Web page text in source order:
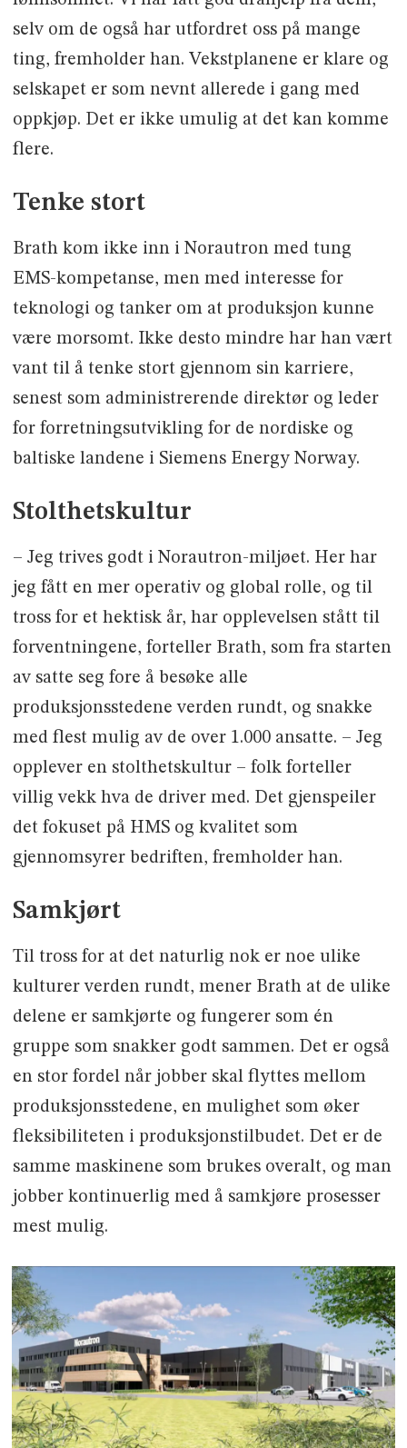
selv om de også har utfordret oss på mange
ting, fremholder han. Vekstplanene er klare og
selskapet er som nevnt allerede i gang med
oppkjøp. Det er ikke umulig at det kan komme
flere.
Tenke stort
Brath kom ikke inn i Norautron med tung
EMS-kompetanse, men med interesse for
teknologi og tanker om at produksjon kunne
være morsomt. Ikke desto mindre har han vært
vant til å tenke stort gjennom sin karriere,
senest som administrerende direktør og leder
for forretningsutvikling for de nordiske og
baltiske landene i Siemens Energy Norway.
Stolthetskultur
– Jeg trives godt i Norautron-miljøet. Her har
jeg fått en mer operativ og global rolle, og til
tross for et hektisk år, har opplevelsen stått til
forventningene, forteller Brath, som fra starten
av satte seg fore å besøke alle
produksjonsstedene verden rundt, og snakke
med flest mulig av de over 1.000 ansatte. – Jeg
opplever en stolthetskultur – folk forteller
villig vekk hva de driver med. Det gjenspeiler
det fokuset på HMS og kvalitet som
gjennomsyrer bedriften, fremholder han.
Samkjørt
Til tross for at det naturlig nok er noe ulike
kulturer verden rundt, mener Brath at de ulike
delene er samkjørte og fungerer som én
gruppe som snakker godt sammen. Det er også
en stor fordel når jobber skal flyttes mellom
produksjonsstedene, en mulighet som øker
fleksibiliteten i produksjonstilbudet. Det er de
samme maskinene som brukes overalt, og man
jobber kontinuerlig med å samkjøre prosesser
mest mulig.